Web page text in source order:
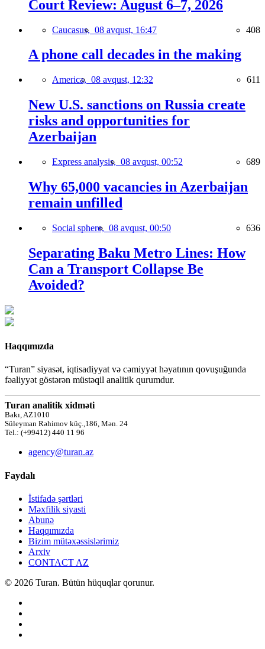
Court Review: August 6–7, 2026
Caucasus, 08 avqust, 16:47 408
A phone call decades in the making
America, 08 avqust, 12:32 611
New U.S. sanctions on Russia create
risks and opportunities for
Azerbaijan
Express analysis, 08 avqust, 00:52 689
Why 65,000 vacancies in Azerbaijan
remain unfilled
Social sphere, 08 avqust, 00:50 636
Separating Baku Metro Lines: How
Can a Transport Collapse Be
Avoided?
Haqqımızda
“Turan” siyasət, iqtisadiyyat və cəmiyyət həyatının qovuşuğunda
fəaliyyət göstərən müstəqil analitik qurumdur.
Turan analitik xidməti
Bakı, AZ1010
Süleyman Rəhimov küç.,186, Mən. 24
Tel.: (+99412) 440 11 96
agency@turan.az
Faydalı
İstifadə şərtləri
Məxfilik siyasti
Abunə
Haqqımızda
Bizim mütəxəssislərimiz
Arxiv
CONTACT AZ
© 2026 Turan. Bütün hüquqlar qorunur.